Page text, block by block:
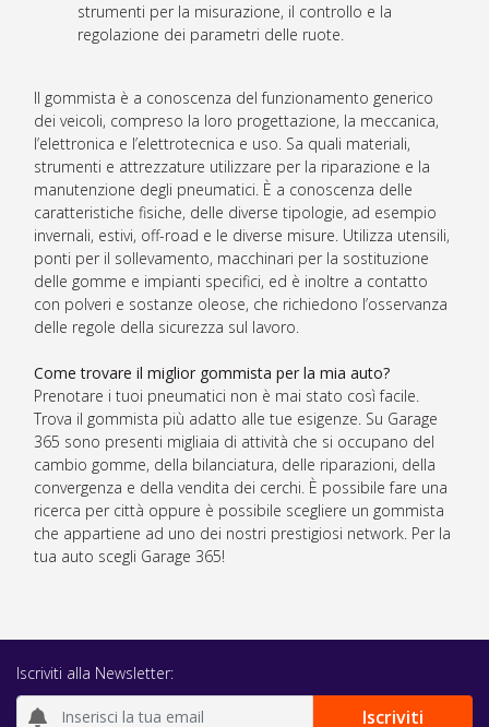
strumenti per la misurazione, il controllo e la
regolazione dei parametri delle ruote.
Il gommista è a conoscenza del funzionamento generico
dei veicoli, compreso la loro progettazione, la meccanica,
l’elettronica e l’elettrotecnica e uso. Sa quali materiali,
strumenti e attrezzature utilizzare per la riparazione e la
manutenzione degli pneumatici. È a conoscenza delle
caratteristiche fisiche, delle diverse tipologie, ad esempio
invernali, estivi, off-road e le diverse misure. Utilizza utensili,
ponti per il sollevamento, macchinari per la sostituzione
delle gomme e impianti specifici, ed è inoltre a contatto
con polveri e sostanze oleose, che richiedono l’osservanza
delle regole della sicurezza sul lavoro.
Come trovare il miglior gommista per la mia auto?
Prenotare i tuoi pneumatici non è mai stato così facile.
Trova il gommista più adatto alle tue esigenze. Su Garage
365 sono presenti migliaia di attività che si occupano del
cambio gomme, della bilanciatura, delle riparazioni, della
convergenza e della vendita dei cerchi. È possibile fare una
ricerca per città oppure è possibile scegliere un gommista
che appartiene ad uno dei nostri prestigiosi network. Per la
tua auto scegli Garage 365!
Iscriviti alla Newsletter: